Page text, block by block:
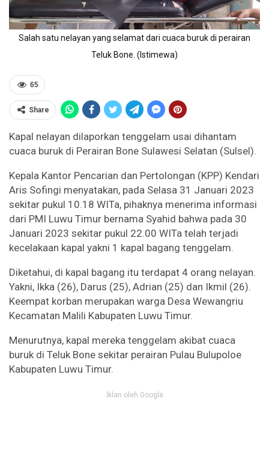
Salah satu nelayan yang selamat dari cuaca buruk di perairan
Teluk Bone. (Istimewa)
65
Share
Kapal nelayan dilaporkan tenggelam usai dihantam
cuaca buruk di Perairan Bone Sulawesi Selatan (Sulsel).
Kepala Kantor Pencarian dan Pertolongan (KPP) Kendari
Aris Sofingi menyatakan, pada Selasa 31 Januari 2023
sekitar pukul 10.18 WITa, pihaknya menerima informasi
dari PMI Luwu Timur bernama Syahid bahwa pada 30
Januari 2023 sekitar pukul 22.00 WITa telah terjadi
kecelakaan kapal yakni 1 kapal bagang tenggelam.
Diketahui, di kapal bagang itu terdapat 4 orang nelayan.
Yakni, Ikka (26), Darus (25), Adrian (25) dan Ikmil (26).
Keempat korban merupakan warga Desa Wewangriu
Kecamatan Malili Kabupaten Luwu Timur.
Menurutnya, kapal mereka tenggelam akibat cuaca
buruk di Teluk Bone sekitar perairan Pulau Bulupoloe
Kabupaten Luwu Timur.
Iklan oleh Google